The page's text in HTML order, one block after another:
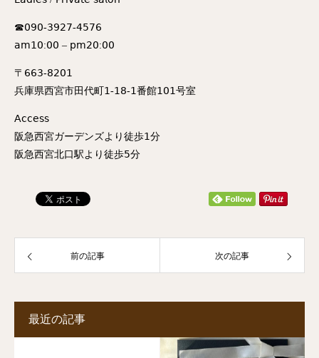
☎︎𝟢𝟫𝟢-𝟥𝟫𝟤𝟩-𝟦𝟧𝟩𝟨
𝖺𝗆𝟣𝟢:𝟢𝟢 – 𝗉𝗆𝟤𝟢:𝟢𝟢
〒𝟨𝟨𝟥-𝟪𝟤𝟢𝟣
兵庫県西宮市田代町𝟣-𝟣𝟪-𝟣番館𝟣𝟢𝟣号室
𝖠𝖼𝖼𝖾𝗌𝗌
阪急西宮ガーデンズより徒歩𝟣分
阪急西宮北口駅より徒歩𝟧分
前の記事 次の記事
最近の記事